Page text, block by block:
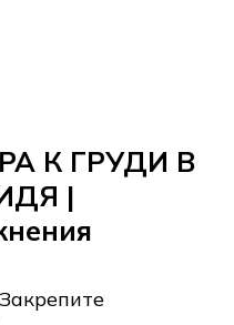
К ГРУДИ В
|
Закрепите